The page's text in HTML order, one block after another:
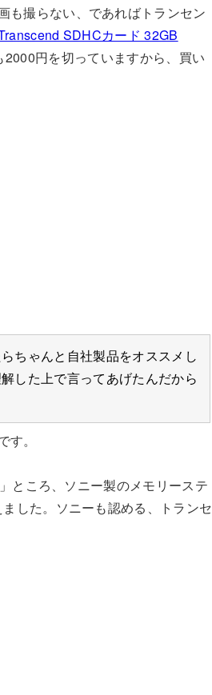
も撮らない、であればトランセン
SDHCカード 32GB
円を切っていますから、買い
ちゃんと自社製品をオススメし
した上で言ってあげたんだから
。
」ところ、ソニー製のメモリーステ
した。ソニーも認める、トランセ